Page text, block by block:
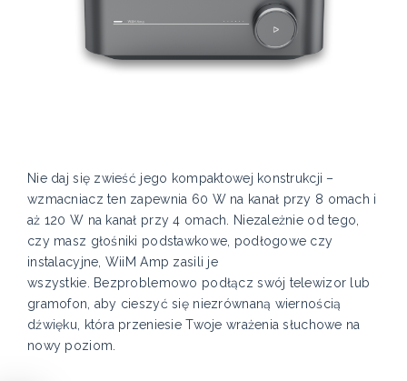
Nie daj się zwieść jego kompaktowej konstrukcji –
wzmacniacz ten zapewnia 60 W na kanał przy 8 omach i
aż 120 W na kanał przy 4 omach. Niezależnie od tego,
czy masz głośniki podstawkowe, podłogowe czy
instalacyjne, WiiM Amp zasili je
wszystkie. Bezproblemowo podłącz swój telewizor lub
gramofon, aby cieszyć się niezrównaną wiernością
dźwięku, która przeniesie Twoje wrażenia słuchowe na
nowy poziom.